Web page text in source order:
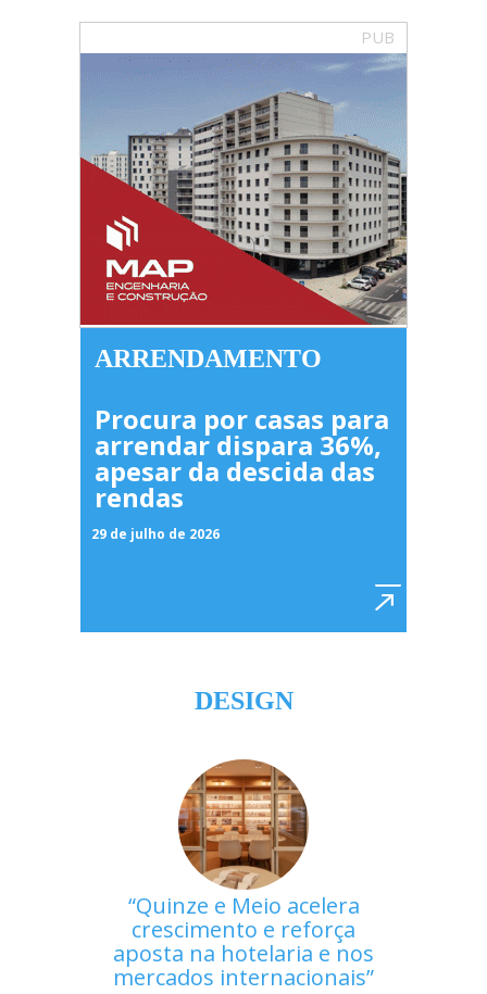
PUB
ARRENDAMENTO
Procura por casas para
arrendar dispara 36%,
apesar da descida das
rendas
29 de julho de 2026
DESIGN
Quinze e Meio acelera
crescimento e reforça
aposta na hotelaria e nos
mercados internacionais